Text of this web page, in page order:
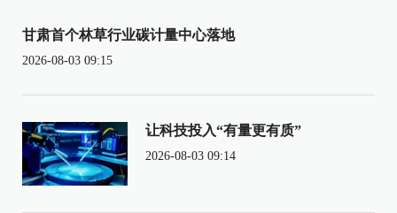
甘肃首个林草行业碳计量中心落地
2026-08-03 09:15
让科技投入“有量更有质”
2026-08-03 09:14